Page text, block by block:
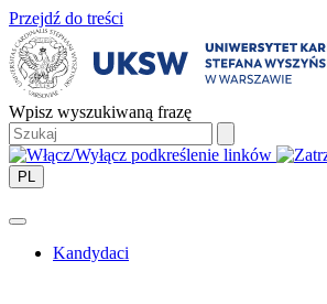
Przejdź do treści
Wpisz wyszukiwaną frazę
PL
Kandydaci